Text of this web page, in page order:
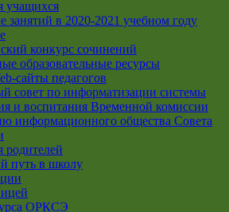
учащихся
занятий в 2020-2021 учебном году
конкурс сочинений
образовательные ресурсы
сайты педагогов
совет по информатизации системы
и воспитания Временной комиссии
информационного общества Совета
путь в школу
ОРКСЭ